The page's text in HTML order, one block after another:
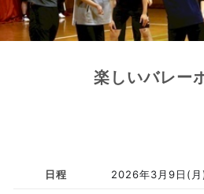
楽しいバレー
日程 2026年3月9日(月